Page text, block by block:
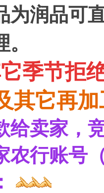
为润品可
季节拒
其它再
给卖家，
农行账号